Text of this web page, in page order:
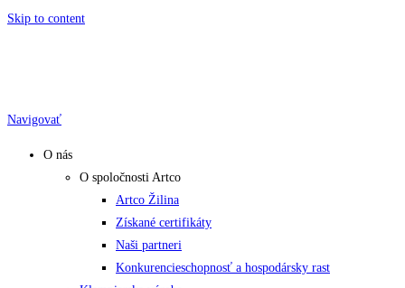
Skip to content
Navigovať
O nás
O spoločnosti Artco
Artco Žilina
Získané certifikáty
Naši partneri
Konkurencieschopnosť a hospodársky rast